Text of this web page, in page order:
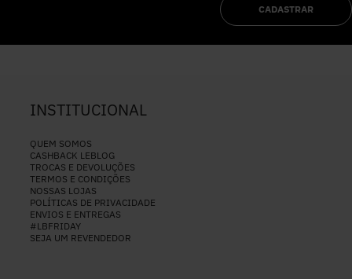
CADASTRAR
INSTITUCIONAL
QUEM SOMOS
CASHBACK LEBLOG
TROCAS E DEVOLUÇÕES
TERMOS E CONDIÇÕES
NOSSAS LOJAS
POLÍTICAS DE PRIVACIDADE
ENVIOS E ENTREGAS
#LBFRIDAY
SEJA UM REVENDEDOR